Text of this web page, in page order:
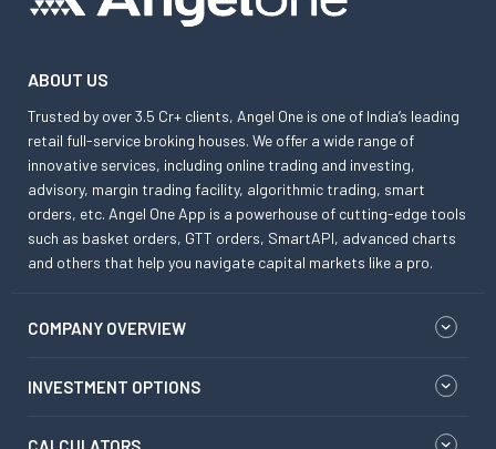
ABOUT US
Trusted by over 3.5 Cr+ clients, Angel One is one of India’s leading
retail full-service broking houses. We offer a wide range of
innovative services, including online trading and investing,
advisory, margin trading facility, algorithmic trading, smart
orders, etc. Angel One App is a powerhouse of cutting-edge tools
such as basket orders, GTT orders, SmartAPI, advanced charts
and others that help you navigate capital markets like a pro.
COMPANY OVERVIEW
INVESTMENT OPTIONS